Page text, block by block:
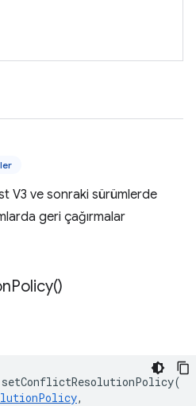
V3 ve sonraki sürümlerde
geri çağırmalar
Policy()
setConflictResolutionPolicy(
,